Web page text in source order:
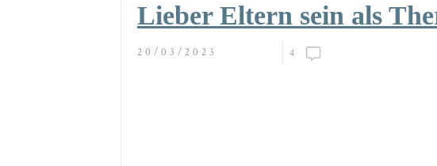
Lieber Eltern sein als
20/03/2023 4